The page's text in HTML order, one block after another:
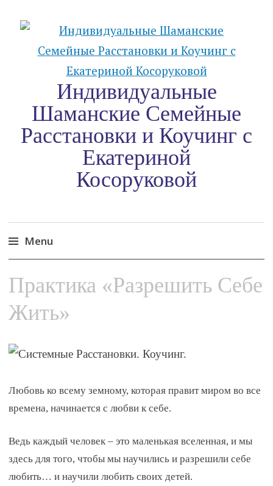
Индивидуальные
Шаманские Семейные
Расстановки и Коучинг c
Екатериной
Косоруковой
Menu
content
Практика «Разрешить Себе
Жить»
Любовь ко всему земному, которая правит миром во все
времена, начинается с любви к себе.
Ведь каждый человек – это маленькая вселенная, и мы
здесь для того, чтобы мы научились и разрешили себе
любить… и научили любить своих детей.